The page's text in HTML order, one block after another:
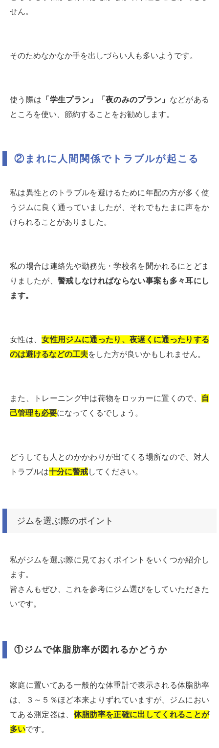
せん。
そのためなかなか手を出しづらい人も多いようです。
使う際は 「学生プラン」「夜のみのプラン」 などがある
ところを使い、節約することをお勧めします。
②まれに人間関係でトラブルが起こる
私は異性とのトラブルを避けるために年配の方が多く使
うジムに良く通っていましたが、それでもたまに声をか
けられることがありました。
私の場合は連絡先や勤務先・学校名を聞かれるにとどま
りましたが、 警戒しなければならない事案も多々耳にし
ます。
女性は、女性用ジムに通ったり、夜遅くに通ったりする
のは避けるなどの工夫をした方が良いかもしれません。
また、トレーニング中は荷物をロッカーに置くので、
自
己管理も必要になってくるでしょう。
どうしても人とのかかわりが出てくる場所なので、対人
トラブルは十分に警戒してください。
ジムを選ぶ際のポイント
私がジムを選ぶ際に見ておくポイントをいくつか紹介し
ます。
皆さんもぜひ、これを参考にジム選びをしていただきた
いです。
①ジムで体脂肪率が図れるかどうか
家庭に置いてある一般的な体重計で表示される体脂肪率
は、３～５％ほど本来よりずれていますが、ジムにおい
てある測定器は、 体脂肪率を正確に出してくれることが
多いです。